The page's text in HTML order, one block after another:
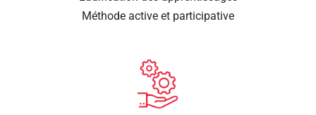
Méthode active et participative